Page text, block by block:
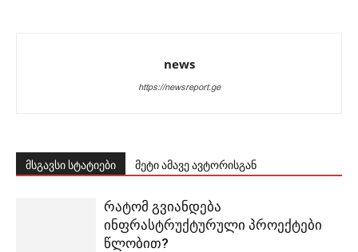
news
https://newsreport.ge
მსგავსი სტატიები მეტი ამავე ავტორისგან
რატომ გვიანდება
ინფრასტრუქტურული პროექტები
წლობით?